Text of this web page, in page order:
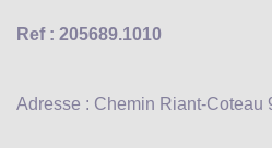
Ref : 205689.1010
Adresse : Chemin Riant-Coteau